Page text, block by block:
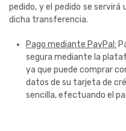
pedido, y el pedido se
dicha transferencia.
Pago mediante PayPal:
segura mediante la
ya que puede comprar
datos de su tarjeta de
sencilla, efectuando el